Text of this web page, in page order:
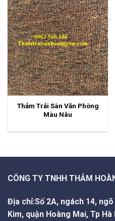
Thảm Trải Sàn Văn Phòng
Màu Nâu
CÔNG TY TNHH THẢM
Địa chỉ:Số 2A, ngách 14,
Kim, quận Hoàng Mai, Tp Hà